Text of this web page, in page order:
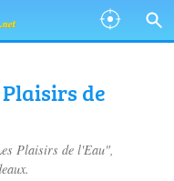
de
Plaisirs de l'Eau",